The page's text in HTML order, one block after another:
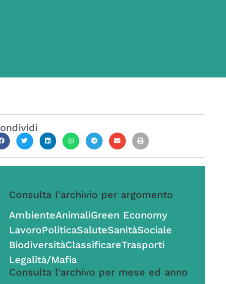
Consulta l'archivio per argomento
AmbienteAnimaliGreen Economy
LavoroPoliticaSaluteSanitàSociale
BiodiversitàClassificareTrasporti
Legalità/Mafia
Consulta l'archivo per mese ed anno